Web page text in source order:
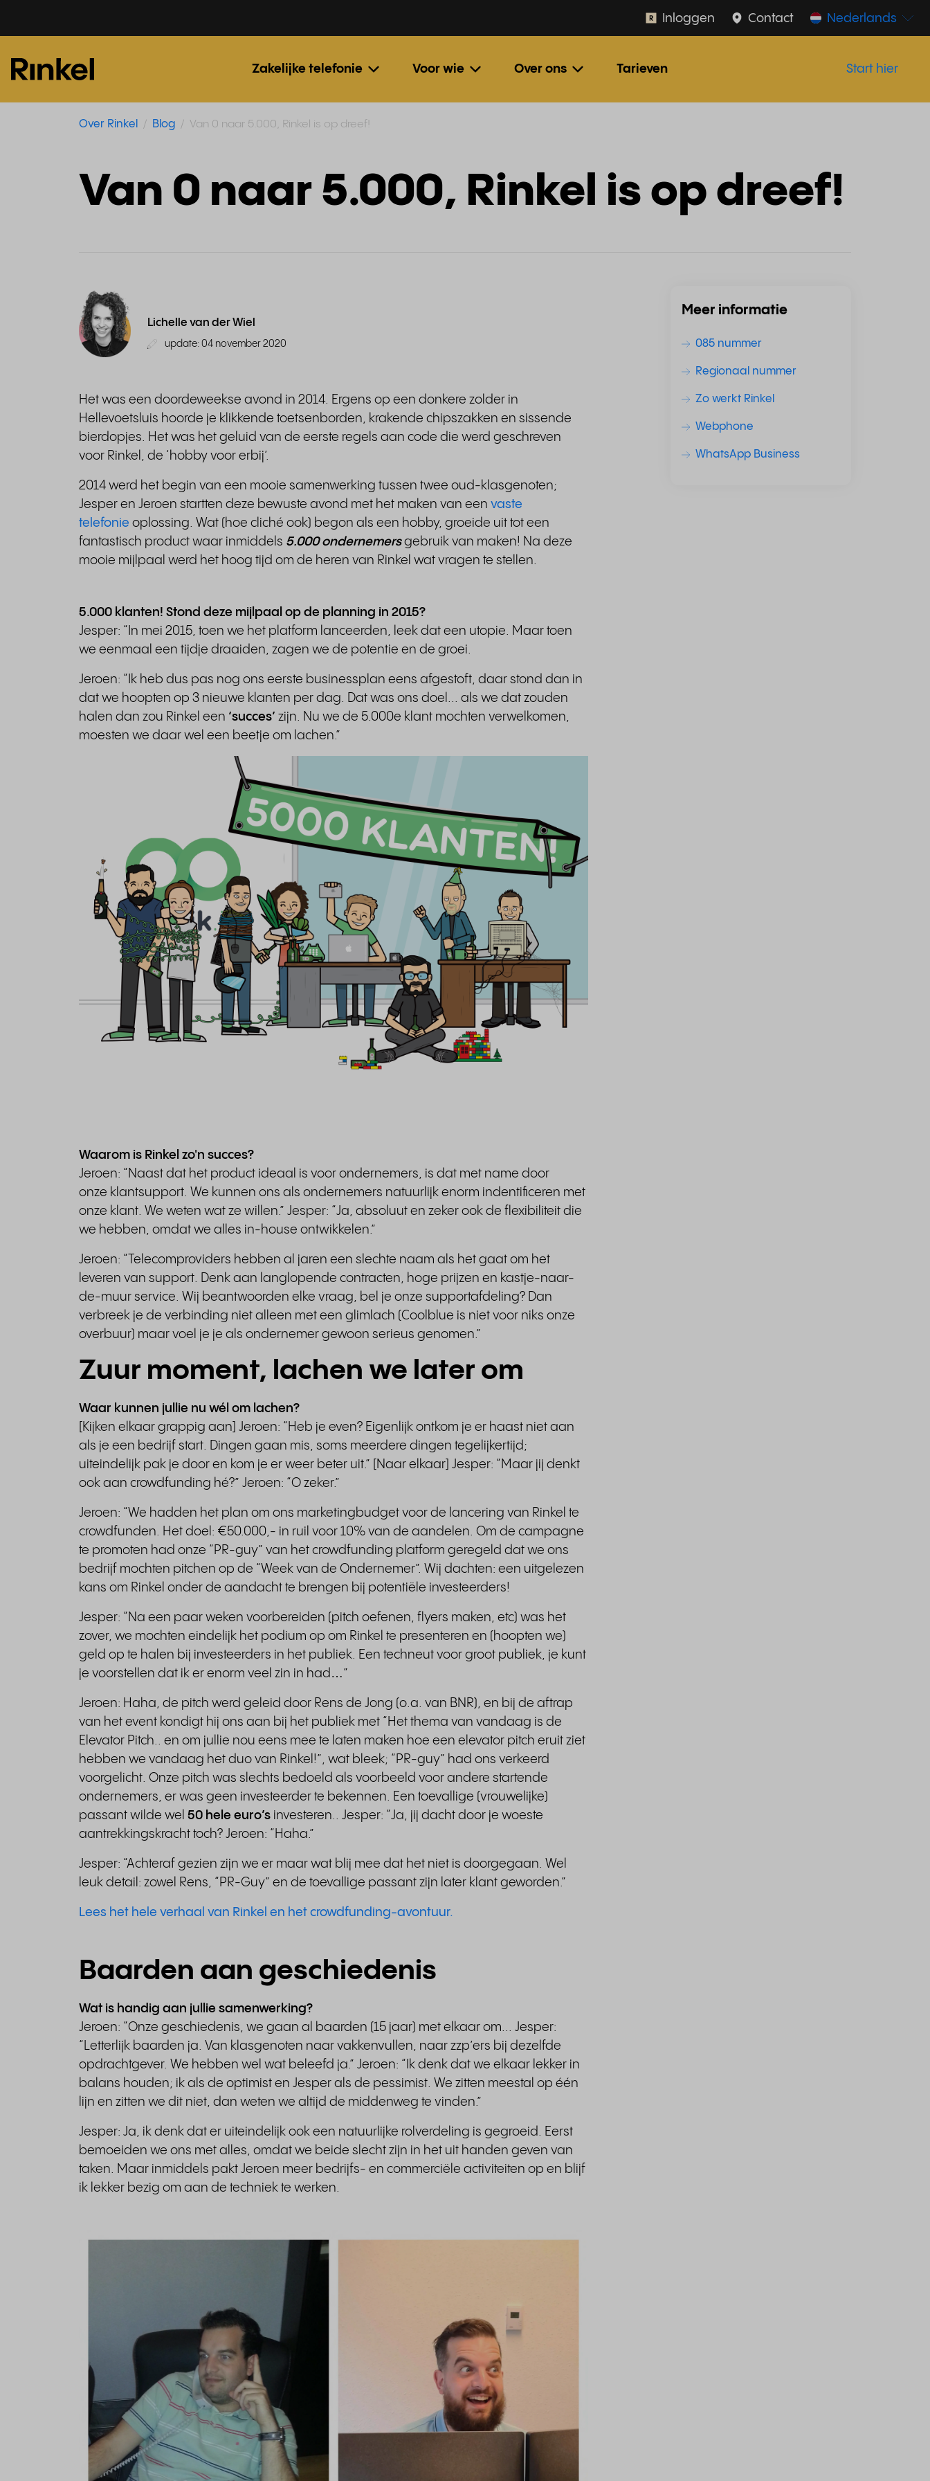
Zakelijke telefonie Voor wie Over ons Tarieven
Nederlands
Contact
Inloggen
Start hier
Over Rinkel Blog Van 0 naar 5.000, Rinkel is op dreef!
Van 0 naar 5.000, Rinkel is op dreef!
Lichelle van der Wiel
update: 04 november 2020
Het was een doordeweekse avond in 2014. Ergens op een donkere zolder in
Hellevoetsluis hoorde je klikkende toetsenborden, krakende chipszakken en sissende
bierdopjes. Het was het geluid van de eerste regels aan code die werd geschreven
voor Rinkel, de ‘hobby voor erbij’.
2014 werd het begin van een mooie samenwerking tussen twee oud-klasgenoten;
Jesper en Jeroen startten deze bewuste avond met het maken van een vaste
telefonie oplossing. Wat (hoe cliché ook) begon als een hobby, groeide uit tot een
fantastisch product waar inmiddels 5.000 ondernemersgebruik van maken! Na deze
mooie mijlpaal werd het hoog tijd om de heren van Rinkel wat vragen te stellen.
5.000 klanten! Stond deze mijlpaal op de planning in 2015?
Jesper: “In mei 2015, toen we het platform lanceerden, leek dat een utopie. Maar toen
we eenmaal een tijdje draaiden, zagen we de potentie en de groei.
Jeroen: “Ik heb dus pas nog ons eerste businessplan eens afgestoft, daar stond dan in
dat we hoopten op 3 nieuwe klanten per dag. Dat was ons doel... als we dat zouden
halen dan zou Rinkel een ‘succes’ zijn. Nu we de 5.000e klant mochten verwelkomen,
moesten we daar wel een beetje om lachen.”
Waarom is Rinkel zo'n succes?
Jeroen: “Naast dat het product ideaal is voor ondernemers, is dat met name door
onze klantsupport. We kunnen ons als ondernemers natuurlijk enorm indentificeren met
onze klant. We weten wat ze willen.” Jesper: “Ja, absoluut en zeker ook de flexibiliteit die
we hebben, omdat we alles in-house ontwikkelen.”
Jeroen: “Telecomproviders hebben al jaren een slechte naam als het gaat om het
leveren van support. Denk aan langlopende contracten, hoge prijzen en kastje-naar-
de-muur service. Wij beantwoorden elke vraag, bel je onze supportafdeling? Dan
verbreek je de verbinding niet alleen met een glimlach (Coolblue is niet voor niks onze
overbuur) maar voel je je als ondernemer gewoon serieus genomen.”
Zuur moment, lachen we later om
Waar kunnen jullie nu wél om lachen?
[Kijken elkaar grappig aan] Jeroen: “Heb je even? Eigenlijk ontkom je er haast niet aan
als je een bedrijf start. Dingen gaan mis, soms meerdere dingen tegelijkertijd;
uiteindelijk pak je door en kom je er weer beter uit.” [Naar elkaar] Jesper: “Maar jij denkt
ook aan crowdfunding hé?” Jeroen: “O zeker.”
Jeroen: “We hadden het plan om ons marketingbudget voor de lancering van Rinkel te
crowdfunden. Het doel: €50.000,- in ruil voor 10% van de aandelen. Om de campagne
te promoten had onze “PR-guy” van het crowdfunding platform geregeld dat we ons
bedrijf mochten pitchen op de “Week van de Ondernemer”. Wij dachten: een uitgelezen
kans om Rinkel onder de aandacht te brengen bij potentiële investeerders!
Jesper: “Na een paar weken voorbereiden (pitch oefenen, flyers maken, etc) was het
zover, we mochten eindelijk het podium op om Rinkel te presenteren en (hoopten we)
geld op te halen bij investeerders in het publiek. Een techneut voor groot publiek, je kunt
je voorstellen dat ik er enorm veel zin in had…”
Jeroen: Haha, de pitch werd geleid door Rens de Jong (o.a. van BNR), en bij de aftrap
van het event kondigt hij ons aan bij het publiek met “Het thema van vandaag is de
Elevator Pitch.. en om jullie nou eens mee te laten maken hoe een elevator pitch eruit ziet
hebben we vandaag het duo van Rinkel!”, wat bleek; “PR-guy” had ons verkeerd
voorgelicht. Onze pitch was slechts bedoeld als voorbeeld voor andere startende
ondernemers, er was geen investeerder te bekennen. Een toevallige (vrouwelijke)
passant wilde wel 50 hele euro’s investeren.. Jesper: “Ja, jij dacht door je woeste
aantrekkingskracht toch? Jeroen: “Haha.”
Jesper: “Achteraf gezien zijn we er maar wat blij mee dat het niet is doorgegaan. Wel
leuk detail: zowel Rens, “PR-Guy” en de toevallige passant zijn later klant geworden.”
Lees het hele verhaal van Rinkel en het crowdfunding-avontuur.
Baarden aan geschiedenis
Wat is handig aan jullie samenwerking?
Jeroen: “Onze geschiedenis, we gaan al baarden (15 jaar) met elkaar om... Jesper:
“Letterlijk baarden ja. Van klasgenoten naar vakkenvullen, naar zzp’ers bij dezelfde
opdrachtgever. We hebben wel wat beleefd ja.” Jeroen: “Ik denk dat we elkaar lekker in
balans houden; ik als de optimist en Jesper als de pessimist. We zitten meestal op één
lijn en zitten we dit niet, dan weten we altijd de middenweg te vinden.”
Jesper: Ja, ik denk dat er uiteindelijk ook een natuurlijke rolverdeling is gegroeid. Eerst
bemoeiden we ons met alles, omdat we beide slecht zijn in het uit handen geven van
taken. Maar inmiddels pakt Jeroen meer bedrijfs- en commerciële activiteiten op en blijf
ik lekker bezig om aan de techniek te werken.
Meer informatie
085 nummer
Regionaal nummer
Zo werkt Rinkel
Webphone
WhatsApp Business